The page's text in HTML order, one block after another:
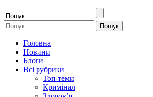
Головна
Новини
Блоги
Всі рубрики
Топ-теми
Кримінал